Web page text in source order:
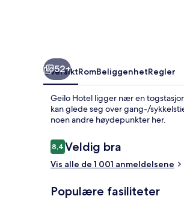
52+
OversiktRomBeliggenhetRegler
Geilo Hotel ligger nær en
kan glede seg over gang-/
noen andre høydepunkter her.
Anmeldelser
8,48,4 av 10 –
Veldig bra
Vis alle de 1 001 anmeldelsene
Populære fasiliteter